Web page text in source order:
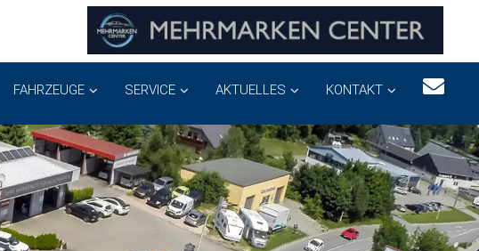
FAHRZEUGE SERVICE AKTUELLES KONTAKT